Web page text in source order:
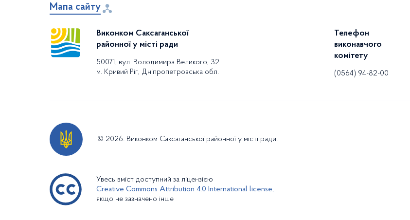
Мапа сайту
Виконком Саксаганської
районної у місті ради
50071, вул. Володимира Великого, 32
м. Кривий Ріг, Дніпропетровська обл.
Телефон
виконавчого
комітету
(0564) 94-82-00
© 2026. Виконком Саксаганської районної у місті ради.
Увесь вміст доступний за ліцензією
Creative Commons Attribution 4.0 International license,
якщо не зазначено інше